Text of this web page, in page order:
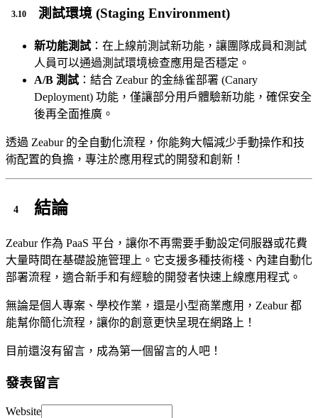
測試環境 (Staging Environment)
新功能測試：在上線前測試新功能，讓團隊成員和測試
人員可以通過測試環境檢查應用是否穩定。
A/B 測試：結合 Zeabur 的金絲雀部署 (Canary
Deployment) 功能，僅讓部分用戶體驗新功能，確保安全
後再全面推廣。
透過 Zeabur 的全自動化流程，你能夠大幅減少手動操作和技
術配置的負擔，專注於應用程式的開發和創新！
結論
Zeabur 作為 PaaS 平台，讓你不再需要手動設定伺服器或花費
大量時間在基礎設施管理上。它支援多種技術棧、內建自動化
部署流程，適合新手和有經驗的開發者快速上線應用程式。
無論是個人專案、學校作業，還是小型商業應用，Zeabur 都
能幫你簡化流程，讓你的創意更快呈現在網路上！
目前還沒有留言，成為第一個留言的人吧！
發表留言
Website